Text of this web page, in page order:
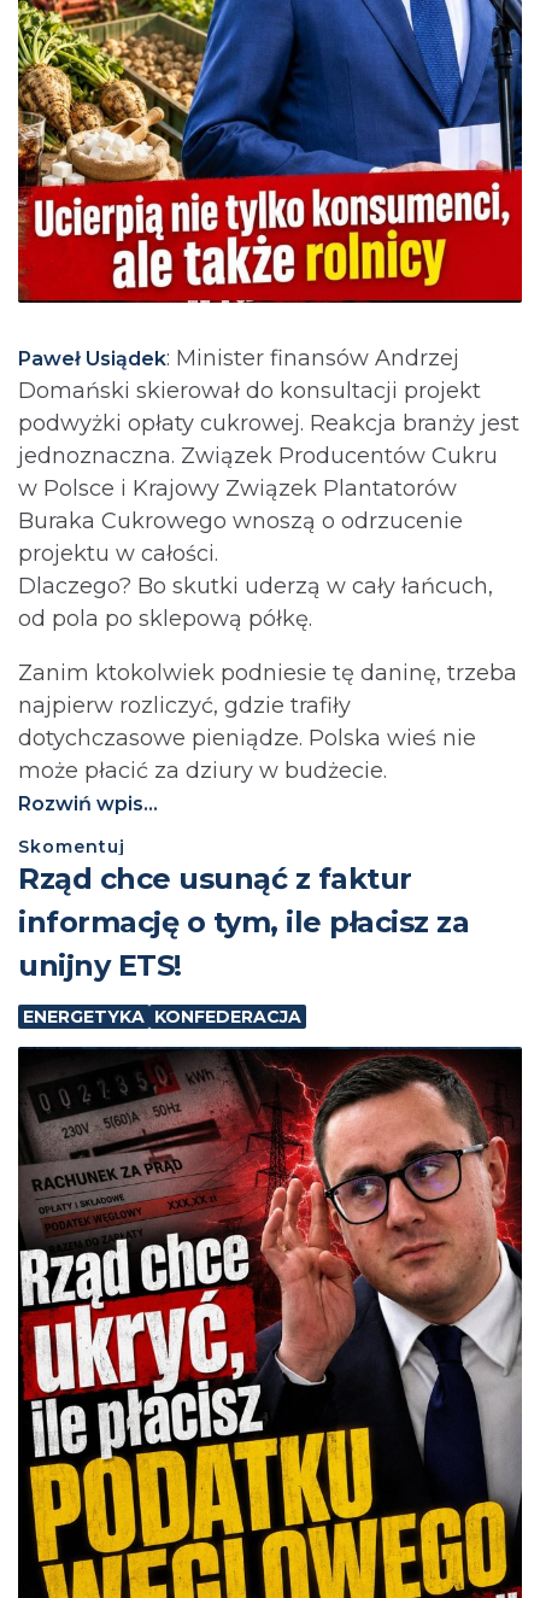
Paweł Usiądek: Minister finansów Andrzej
Domański skierował do konsultacji projekt
podwyżki opłaty cukrowej. Reakcja branży jest
jednoznaczna. Związek Producentów Cukru
w Polsce i Krajowy Związek Plantatorów
Buraka Cukrowego wnoszą o odrzucenie
projektu w całości.
Dlaczego? Bo skutki uderzą w cały łańcuch,
od pola po sklepową półkę.
Zanim ktokolwiek podniesie tę daninę, trzeba
najpierw rozliczyć, gdzie trafiły
dotychczasowe pieniądze. Polska wieś nie
może płacić za dziury w budżecie.⁩
Rozwiń wpis...
Skomentuj
Rząd chce usunąć z faktur
informację o tym, ile płacisz za
unijny ETS!
ENERGETYKA KONFEDERACJA